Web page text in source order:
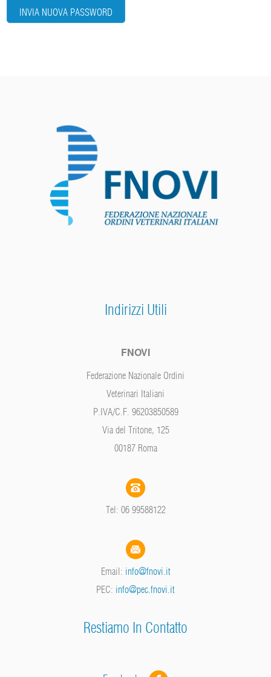
INVIA NUOVA PASSWORD
Indirizzi Utili
FNOVI
Federazione Nazionale Ordini
Veterinari Italiani
P.IVA/C.F. 96203850589
Via del Tritone, 125
00187 Roma
Tel: 06 99588122
Email: info@fnovi.it
PEC: info@pec.fnovi.it
Restiamo In Contatto